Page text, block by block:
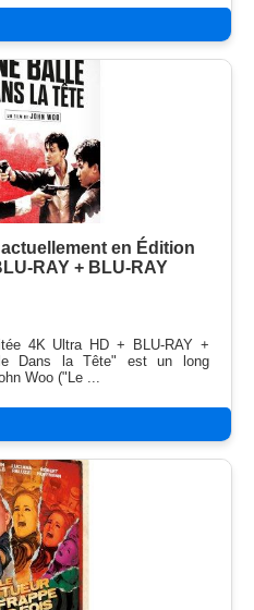
en Édition
RAY + BLU-RAY
4K Ultra HD + BLU-RAY +
Dans la Tête" est un long
Woo ("Le ...